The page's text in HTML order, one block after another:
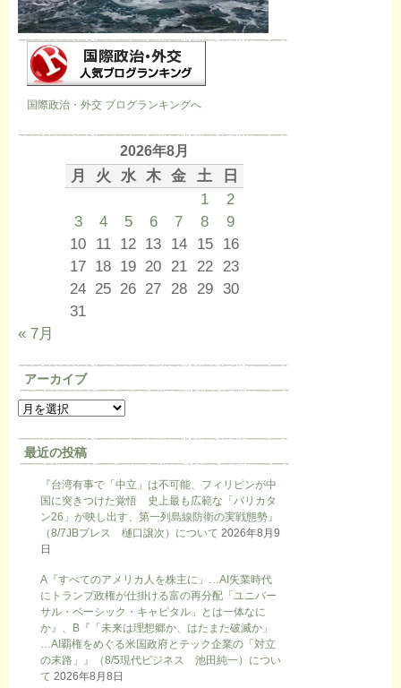
国際政治・外交 ブログランキングへ
2026年8月
月 火 水 木 金 土
日
1
2
3
4 5 6 7 8
9
10 11 12 13 14 15
16
17 18 19 20 21 22
23
24 25 26 27 28 29 30
31
« 7月
アーカイブ
最近の投稿
『台湾有事で「中立」は不可能、フィリピンが中
国に突きつけた覚悟 史上最も広範な「バリカタ
ン26」が映し出す、第一列島線防衛の実戦態勢』
（8/7JBプレス 樋口譲次）について 2026年8月9
日
A『すべてのアメリカ人を株主に」…AI失業時代
にトランプ政権が仕掛ける富の再分配「ユニバー
サル・ベーシック・キャピタル」とは一体なに
か』、B『「未来は理想郷か、はたまた破滅か」
…AI覇権をめぐる米国政府とテック企業の「対立
の末路」』（8/5現代ビジネス 池田純一）につい
て 2026年8月8日